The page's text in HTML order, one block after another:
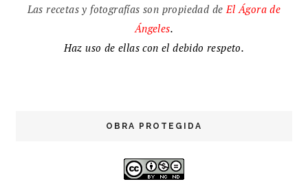
Las recetas y fotografías son propiedad de ElÁgora de
Ángeles.
Haz uso de ellas con el debido respeto.
OBRA PROTEGIDA